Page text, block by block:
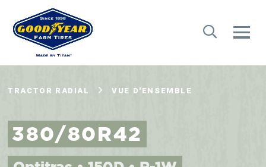
TRACTOR RADIAL VUE D'ENSEMBLE
380/80R42